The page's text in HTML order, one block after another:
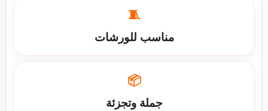
🧵
مناسب للورشات
📦
جملة وتجزئة